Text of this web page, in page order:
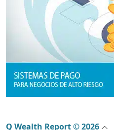
Q Wealth Report © 2026